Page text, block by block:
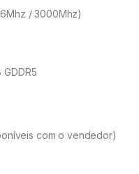
/ 3000Mhz)
com o vendedor)